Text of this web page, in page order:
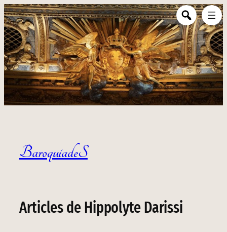
BaroquiadeS
Articles de Hippolyte Darissi